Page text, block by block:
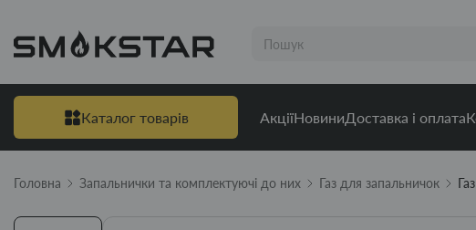
Каталог товарів АкціїНовиниДоставка і оплата
Головна Запальнички та комплектуючі до них Газ для запальничок